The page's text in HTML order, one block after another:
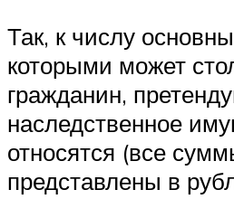
Так, к числу
которыми может
гражданин,
наследственное
относятся (все
представлены в